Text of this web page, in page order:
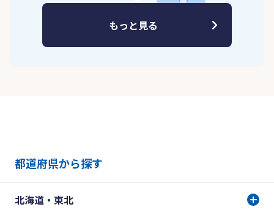
もっと見る
都道府県から探す
北海道・東北